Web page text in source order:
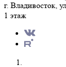
г. Владивосток,
1 этаж